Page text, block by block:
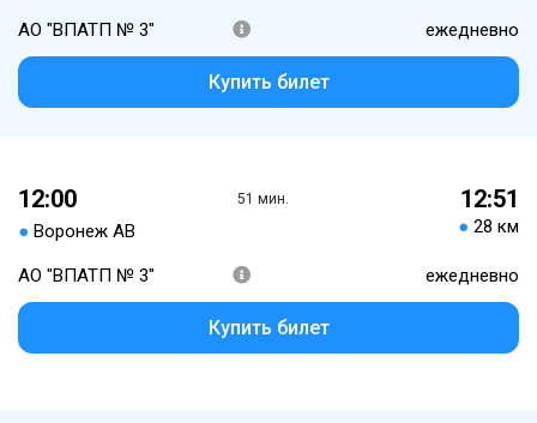
АО "ВПАТП № 3" ежедневно
Купить билет
12:00
● Воронеж АВ
51 мин. 12:51
● 28 км
АО "ВПАТП № 3" ежедневно
Купить билет